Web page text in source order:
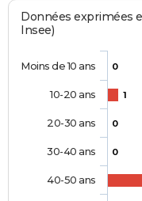
Données exprimées
Insee)
0
1
0
0
Moins de 10 ans
10-20 ans
20-30 ans
30-40 ans
40-50 ans